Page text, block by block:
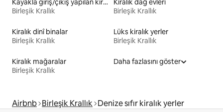
Kayakla giriş/çıkış yapılan kiralık yerler
Birleşik Krallık
Kiralık dağ evleri
Birleşik Krallık
Kiralık dinî binalar
Birleşik Krallık
Lüks kiralık yerler
Birleşik Krallık
Kiralık mağaralar
Birleşik Krallık
Daha fazlasını göster
Airbnb Birleşik Krallık Denize sıfır kiralık yerler